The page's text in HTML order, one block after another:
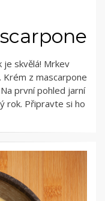
je skvělá! Mrkev
Krém z mascarpone
první pohled jarní
rok. Připravte si ho